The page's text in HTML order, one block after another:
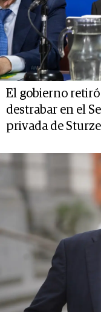
El gobierno
destrabar en el
privada de